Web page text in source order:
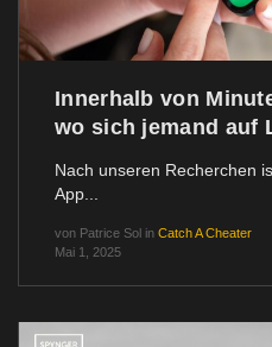
Innerhalb von
wo sich jemand auf
Nach unseren Recherchen
App...
von Patrice Sol in Catch A Cheater
Mai 1, 2025